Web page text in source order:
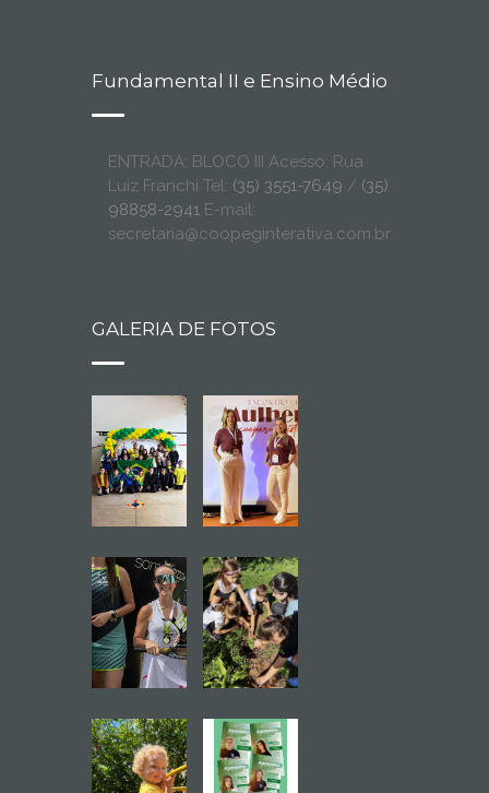
Fundamental II e Ensino Médio
ENTRADA: BLOCO III Acesso: Rua
Luiz Franchi Tel: (35) 3551-7649 / (35)
98858-2941 E-mail:
secretaria@coopeginterativa.com.br
GALERIA DE FOTOS